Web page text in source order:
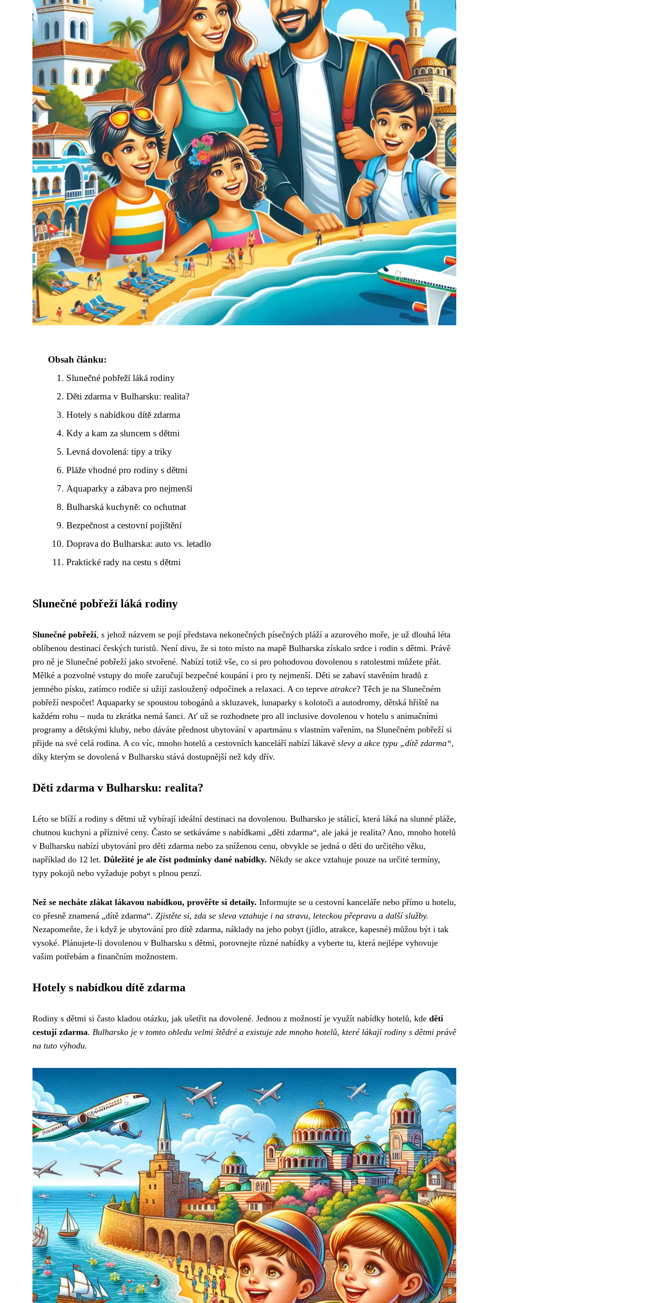
Obsah článku:
Slunečné pobřeží láká rodiny
Děti zdarma v Bulharsku: realita?
Hotely s nabídkou dítě zdarma
Kdy a kam za sluncem s dětmi
Levná dovolená: tipy a triky
Pláže vhodné pro rodiny s dětmi
Aquaparky a zábava pro nejmenší
Bulharská kuchyně: co ochutnat
Bezpečnost a cestovní pojištění
Doprava do Bulharska: auto vs. letadlo
Praktické rady na cestu s dětmi
Slunečné pobřeží láká rodiny
Slunečné pobřeží, s jehož názvem se pojí představa nekonečných písečných pláží a azurového moře, je už dlouhá léta
oblíbenou destinací českých turistů. Není divu, že si toto místo na mapě Bulharska získalo srdce i rodin s dětmi. Právě
pro ně je Slunečné pobřeží jako stvořené. Nabízí totiž vše, co si pro pohodovou dovolenou s ratolestmi můžete přát.
Mělké a pozvolné vstupy do moře zaručují bezpečné koupání i pro ty nejmenší. Děti se zabaví stavěním hradů z
jemného písku, zatímco rodiče si užijí zasloužený odpočinek a relaxaci. A co teprve atrakce? Těch je na Slunečném
pobřeží nespočet! Aquaparky se spoustou tobogánů a skluzavek, lunaparky s kolotoči a autodromy, dětská hřiště na
každém rohu – nuda tu zkrátka nemá šanci. Ať už se rozhodnete pro all inclusive dovolenou v hotelu s animačními
programy a dětskými kluby, nebo dáváte přednost ubytování v apartmánu s vlastním vařením, na Slunečném pobřeží si
přijde na své celá rodina. A co víc, mnoho hotelů a cestovních kanceláří nabízí lákavé slevy a akce typu „dítě zdarma“,
díky kterým se dovolená v Bulharsku stává dostupnější než kdy dřív.
Děti zdarma v Bulharsku: realita?
Léto se blíží a rodiny s dětmi už vybírají ideální destinaci na dovolenou. Bulharsko je stálicí, která láká na slunné pláže,
chutnou kuchyni a příznivé ceny. Často se setkáváme s nabídkami „děti zdarma“, ale jaká je realita? Ano, mnoho hotelů
v Bulharsku nabízí ubytování pro děti zdarma nebo za sníženou cenu, obvykle se jedná o děti do určitého věku,
například do 12 let. Důležité je ale číst podmínky dané nabídky. Někdy se akce vztahuje pouze na určité termíny,
typy pokojů nebo vyžaduje pobyt s plnou penzí.
Než se necháte zlákat lákavou nabídkou, prověřte si detaily. Informujte se u cestovní kanceláře nebo přímo u hotelu,
co přesně znamená „dítě zdarma“. Zjistěte si, zda se sleva vztahuje i na stravu, leteckou přepravu a další služby.
Nezapomeňte, že i když je ubytování pro dítě zdarma, náklady na jeho pobyt (jídlo, atrakce, kapesné) můžou být i tak
vysoké. Plánujete-li dovolenou v Bulharsku s dětmi, porovnejte různé nabídky a vyberte tu, která nejlépe vyhovuje
vašim potřebám a finančním možnostem.
Hotely s nabídkou dítě zdarma
Rodiny s dětmi si často kladou otázku, jak ušetřit na dovolené. Jednou z možností je využít nabídky hotelů, kde děti
cestují zdarma. Bulharsko je v tomto ohledu velmi štědré a existuje zde mnoho hotelů, které lákají rodiny s dětmi právě
na tuto výhodu.